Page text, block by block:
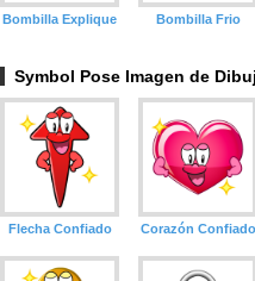
Bombilla Explique Bombilla Frio
Symbol Pose Imagen de
Flecha Confiado Corazón Confiado